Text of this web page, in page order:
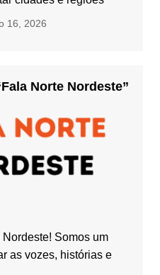
16, 2026
Norte Nordeste”
Somos um
as vozes, histórias e